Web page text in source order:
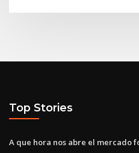
Top Stories
A que hora nos abre el mercado